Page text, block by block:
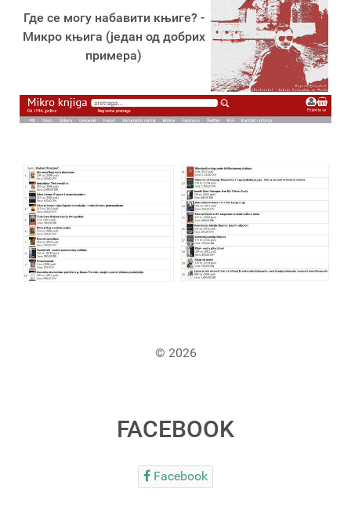
Где се могу набавити књиге? -
Микро књига (један од добрих
примера)
© 2026
FACEBOOK
Facebook